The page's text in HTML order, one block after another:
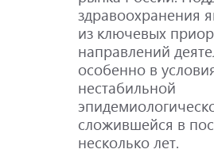
здравоохранения
из ключевых
направлений
особенно в
нестабильной
сложившейся в
несколько лет.